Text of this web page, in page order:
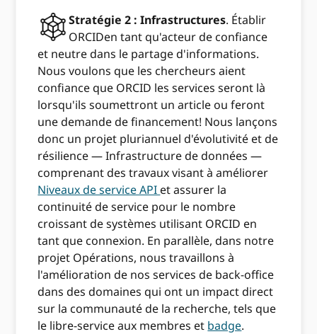
Stratégie 2 : Infrastructures. Établir
ORCIDen tant qu'acteur de confiance
et neutre dans le partage d'informations.
Nous voulons que les chercheurs aient
confiance que ORCID les services seront là
lorsqu'ils soumettront un article ou feront
une demande de financement! Nous lançons
donc un projet pluriannuel d'évolutivité et de
résilience — Infrastructure de données —
comprenant des travaux visant à améliorer
Niveaux de service API et assurer la
continuité de service pour le nombre
croissant de systèmes utilisant ORCID en
tant que connexion. En parallèle, dans notre
projet Opérations, nous travaillons à
l'amélioration de nos services de back-office
dans des domaines qui ont un impact direct
sur la communauté de la recherche, tels que
le libre-service aux membres et badge.